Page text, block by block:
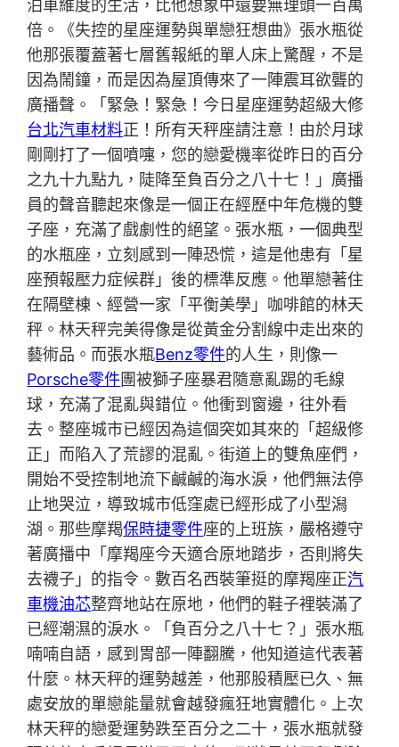
泊車維度的生活，比他想象中還要無理頭一百萬
倍。《失控的星座運勢與單戀狂想曲》張水瓶從
他那張覆蓋著七層舊報紙的單人床上驚醒，不是
因為鬧鐘，而是因為屋頂傳來了一陣震耳欲聾的
廣播聲。「緊急！緊急！今日星座運勢超級大修
台北汽車材料正！所有天秤座請注意！由於月球
剛剛打了一個噴嚏，您的戀愛機率從昨日的百分
之九十九點九，陡降至負百分之八十七！」廣播
員的聲音聽起來像是一個正在經歷中年危機的雙
子座，充滿了戲劇性的絕望。張水瓶，一個典型
的水瓶座，立刻感到一陣恐慌，這是他患有「星
座預報壓力症候群」後的標準反應。他單戀著住
在隔壁棟、經營一家「平衡美學」咖啡館的林天
秤。林天秤完美得像是從黃金分割線中走出來的
藝術品。而張水瓶Benz零件的人生，則像一
Porsche零件團被獅子座暴君隨意亂踢的毛線
球，充滿了混亂與錯位。他衝到窗邊，往外看
去。整座城市已經因為這個突如其來的「超級修
正」而陷入了荒謬的混亂。街道上的雙魚座們，
開始不受控制地流下鹹鹹的海水淚，他們無法停
止地哭泣，導致城市低窪處已經形成了小型潟
湖。那些摩羯保時捷零件座的上班族，嚴格遵守
著廣播中「摩羯座今天適合原地踏步，否則將失
去襪子」的指令。數百名西裝筆挺的摩羯座正汽
車機油芯整齊地站在原地，他們的鞋子裡裝滿了
已經潮濕的淚水。「負百分之八十七？」張水瓶
喃喃自語，感到胃部一陣翻騰，他知道這代表著
什麼。林天秤的運勢越差，他那股積壓已久、無
處安放的單戀能量就會越發瘋狂地實體化。上次
林天秤的戀愛運勢跌至百分之二十，張水瓶就發